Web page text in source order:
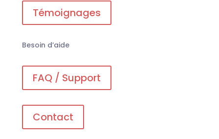
Témoignages
Besoin d’aide
FAQ / Support
Contact